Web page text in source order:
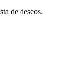
de deseos.